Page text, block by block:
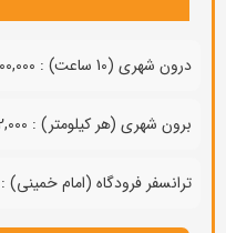
درون شهری (10 ساعت) : 3,400,000 تومان
برون شهری (هر کیلومتر) : 12,000 تومان
ترانسفر فرودگاه (امام خمینی) : 2,300,000 تومان